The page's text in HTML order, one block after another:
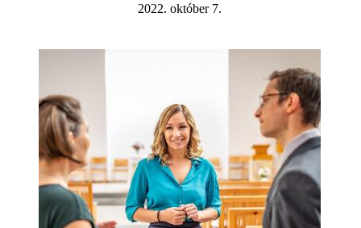
2022. október 7.